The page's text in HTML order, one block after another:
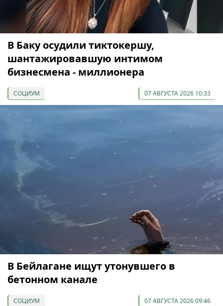
В Баку осудили тиктокершу,
шантажировавшую интимом
бизнесмена - миллионера
СОЦИУМ 07 АВГУСТА 2026 10:33
В Бейлагане ищут утонувшего в
бетонном канале
СОЦИУМ 07 АВГУСТА 2026 09:46